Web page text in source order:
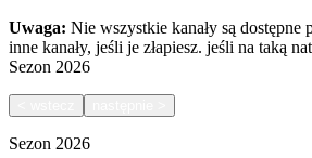
Uwaga: Nie wszystkie kanały są
inne kanały, jeśli je złapiesz. jeśli na taką
Sezon 2026
Sezon 2026